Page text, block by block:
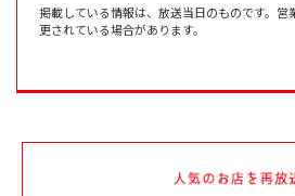
掲載している情報は、放送当日のものです。営
更されている場合があります。